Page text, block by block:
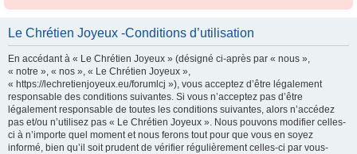
Le Chrétien Joyeux -Conditions d’utilisation
En accédant à « Le Chrétien Joyeux » (désigné ci-après par « nous »,
« notre », « nos », « Le Chrétien Joyeux »,
« https://lechretienjoyeux.eu/forumlcj »), vous acceptez d’être légalement
responsable des conditions suivantes. Si vous n’acceptez pas d’être
légalement responsable de toutes les conditions suivantes, alors n’accédez
pas et/ou n’utilisez pas « Le Chrétien Joyeux ». Nous pouvons modifier celles-
ci à n’importe quel moment et nous ferons tout pour que vous en soyez
informé, bien qu’il soit prudent de vérifier régulièrement celles-ci par vous-